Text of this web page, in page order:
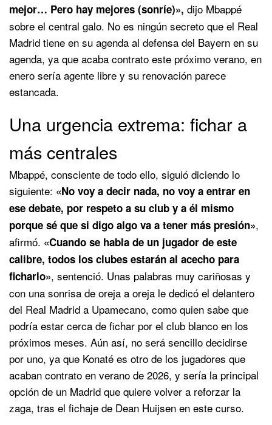
mejor… Pero hay mejores (sonríe)», dijo Mbappé
sobre el central galo. No es ningún secreto que el Real
Madrid tiene en su agenda al defensa del Bayern en su
agenda, ya que acaba contrato este próximo verano, en
enero sería agente libre y su renovación parece
estancada.
Una urgencia extrema: fichar a
más centrales
Mbappé, consciente de todo ello, siguió diciendo lo
siguiente: «No voy a decir nada, no voy a entrar en
ese debate, por respeto a su club y a él mismo
porque sé que si digo algo va a tener más presión»,
afirmó. «Cuando se habla de un jugador de este
calibre, todos los clubes estarán al acecho para
ficharlo», sentenció. Unas palabras muy cariñosas y
con una sonrisa de oreja a oreja le dedicó el delantero
del Real Madrid a Upamecano, como quien sabe que
podría estar cerca de fichar por el club blanco en los
próximos meses. Aún así, no será sencillo decidirse
por uno, ya que Konaté es otro de los jugadores que
acaban contrato en verano de 2026, y sería la principal
opción de un Madrid que quiere volver a reforzar la
zaga, tras el fichaje de Dean Huijsen en este curso.